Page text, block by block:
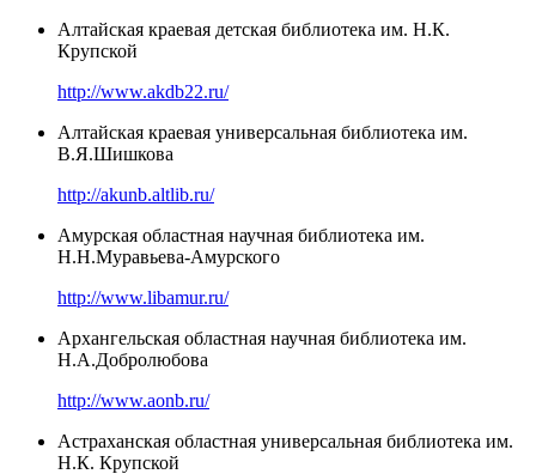
Алтайская краевая детская библиотека им. Н.К.
Крупской
http://www.akdb22.ru/
Алтайская краевая универсальная библиотека им.
В.Я.Шишкова
http://akunb.altlib.ru/
Амурская областная научная библиотека им.
Н.Н.Муравьева-Амурского
http://www.libamur.ru/
Архангельская областная научная библиотека им.
Н.А.Добролюбова
http://www.aonb.ru/
Астраханская областная универсальная библиотека им.
Н.К. Крупской